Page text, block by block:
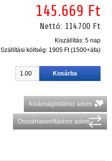
145.669 Ft
Nettó: 114.700 Ft
Kiszállítás: 5 nap
Szállítási költség: 1905 Ft (1500+áfa)
Kívánságlistához adom
Összehasonlításhoz adom